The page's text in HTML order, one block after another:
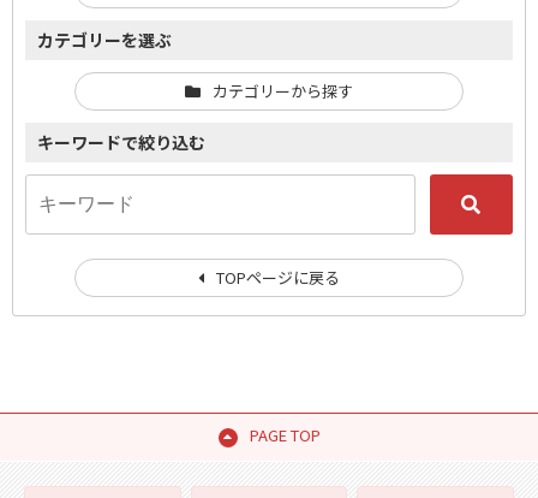
カテゴリーを選ぶ
カテゴリーから探す
キーワードで絞り込む
TOPページに戻る
PAGE TOP